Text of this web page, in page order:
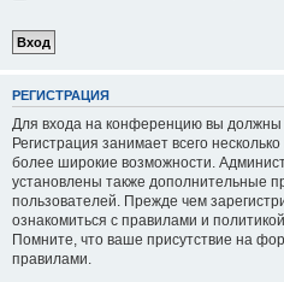
РЕГИСТРАЦИЯ
Для входа на конференцию вы должны
Регистрация занимает всего
более широкие возможности.
установлены также дополнительные
пользователей. Прежде чем
ознакомиться с правилами и
Помните, что ваше присутствие на
правилами.